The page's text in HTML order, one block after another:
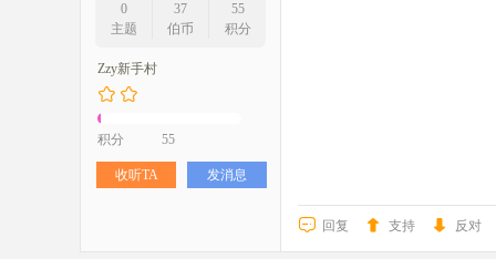
0
主题
37
伯币
55
积分
Zzy新手村
积分 55
收听TA 发消息
回复 支持 反对